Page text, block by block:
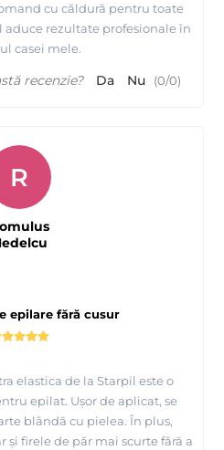
pentru epilare Starpil
cu căldură pentru toate
rezultate profesionale în
casei mele.
recenzie? Da Nu (0/0)
epilare fără cusur
elastica de la Starpil este o
epilat. Ușor de aplicat, se
blândă cu pielea. În plus,
firele de păr mai scurte fără a
R